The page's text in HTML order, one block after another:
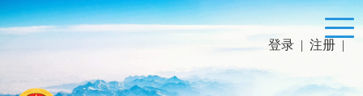
登录 | 注册 |